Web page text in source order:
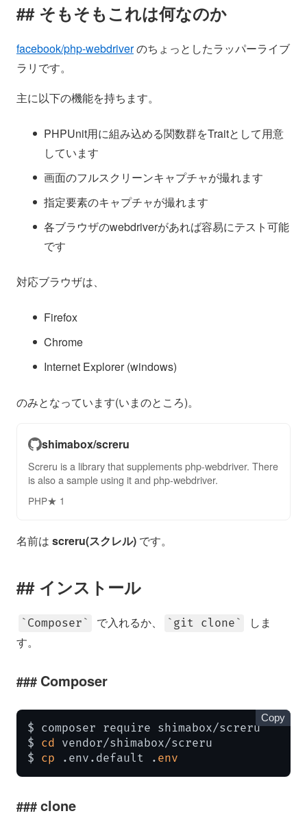
そもそもこれは何なのか
facebook/php-webdriverのちょっとしたラッパーライブ
ラリです。
主に以下の機能を持ちます。
PHPUnit用に組み込める関数群をTraitとして用意
しています
画面のフルスクリーンキャプチャが撮れます
指定要素のキャプチャが撮れます
各ブラウザのwebdriverがあれば容易にテスト可能
です
対応ブラウザは、
Firefox
Chrome
Internet Explorer (windows)
のみとなっています(いまのところ)。
shimabox/screru
Screru is a library that supplements php-webdriver. There
is also a sample using it and php-webdriver.
PHP★ 1
名前は screru(スクレル) です。
インストール
Composer で入れるか、 git clone
しま
す。
Composer
$ composer require shimabox/screru
$ cd vendor/shimabox/screru
$ cp .env.default . env
Copy
clone